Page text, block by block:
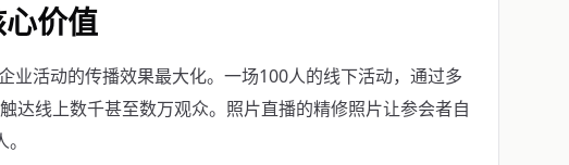
价值
业活动的传播效果最大化。一场100人的线下活动，通过多
达线上数千甚至数万观众。照片直播的精修照片让参会者自